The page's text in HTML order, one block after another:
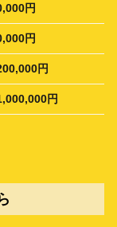
円
円
円
円